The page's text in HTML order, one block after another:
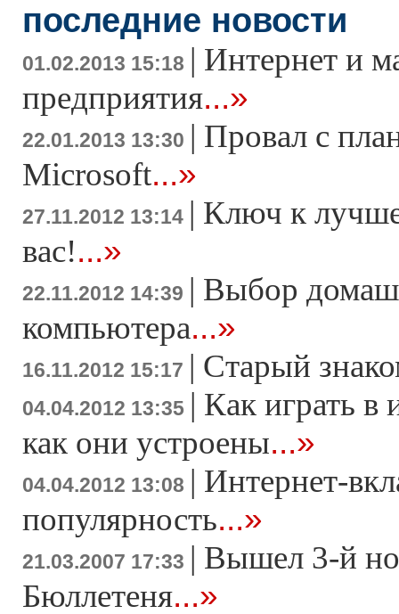
последние новости
01.02.2013 15:18 | Интернет и
предприятия...»
22.01.2013 13:30 | Провал с
Microsoft...»
27.11.2012 13:14 | Ключ к
вас!...»
22.11.2012 14:39 | Выбор
компьютера...»
16.11.2012 15:17 | Старый
04.04.2012 13:35 | Как играть в
как они устроены...»
04.04.2012 13:08 | Интернет-
популярность...»
21.03.2007 17:33 | Вышел 3-й
Бюллетеня...»